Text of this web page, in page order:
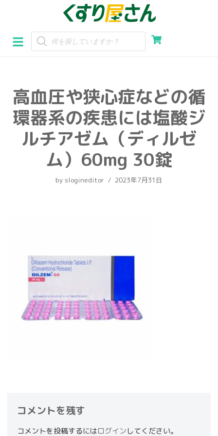
ン
テ
ス
キ
ッ
高血圧や狭心症などの循
環器系の疾患には塩酸ジ
ルチアゼム（ディルゼ
ム）60mg 30錠
by slogineditor 2023年7月31日
コメントを残す
コメントを投稿するにはログインしてください。